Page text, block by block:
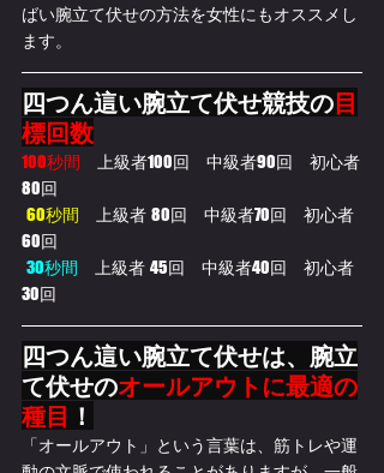
ばい腕立て伏せの方法を女性にもオススメし
ます。
四つん這い腕立て伏せ競技の目
標回数
100秒間
上級者100回　中級者90回　初心者
80回
  60秒間
上級者  80回　中級者70回　初心者
60回
  30秒間
上級者  45回　中級者40回　初心者
30回
四つん這い腕立て伏せは、腕立
て伏せのオールアウトに最適の
種目 ！
「オールアウト」という言葉は、筋トレや運